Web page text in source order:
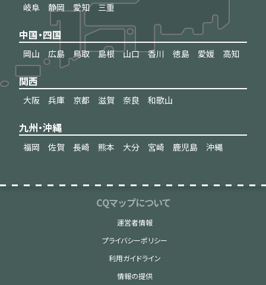
岐阜 静岡 愛知 三重
中国・四国
岡山 広島 鳥取 島根 山口 香川 徳島 愛媛 高知
関西
大阪 兵庫 京都 滋賀 奈良 和歌山
九州・沖縄
福岡 佐賀 長崎 熊本 大分 宮崎 鹿児島 沖縄
CQマップについて
運営者情報
プライバシーポリシー
利用ガイドライン
情報の提供